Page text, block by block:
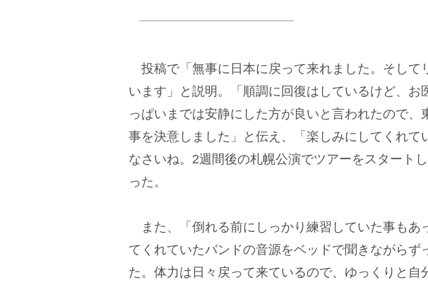
投稿で「無事に日本に戻って来れました。そして
います」と説明。「順調に回復はしているけど、お
っぱいまでは安静にした方が良いと言われたので、
事を決意しました」と伝え、「楽しみにしてくれて
なさいね。2週間後の札幌公演でツアーをスタート
った。
また、「倒れる前にしっかり練習していた事もあ
てくれていたバンドの音源をベッドで聞きながらず
た。体力は日々戻って来ているので、ゆっくりと自